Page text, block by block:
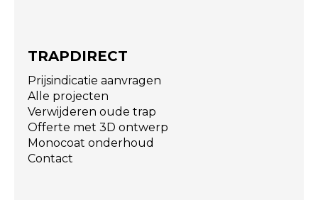
TRAPDIRECT
Prijsindicatie aanvragen
Alle projecten
Verwijderen oude trap
Offerte met 3D ontwerp
Monocoat onderhoud
Contact